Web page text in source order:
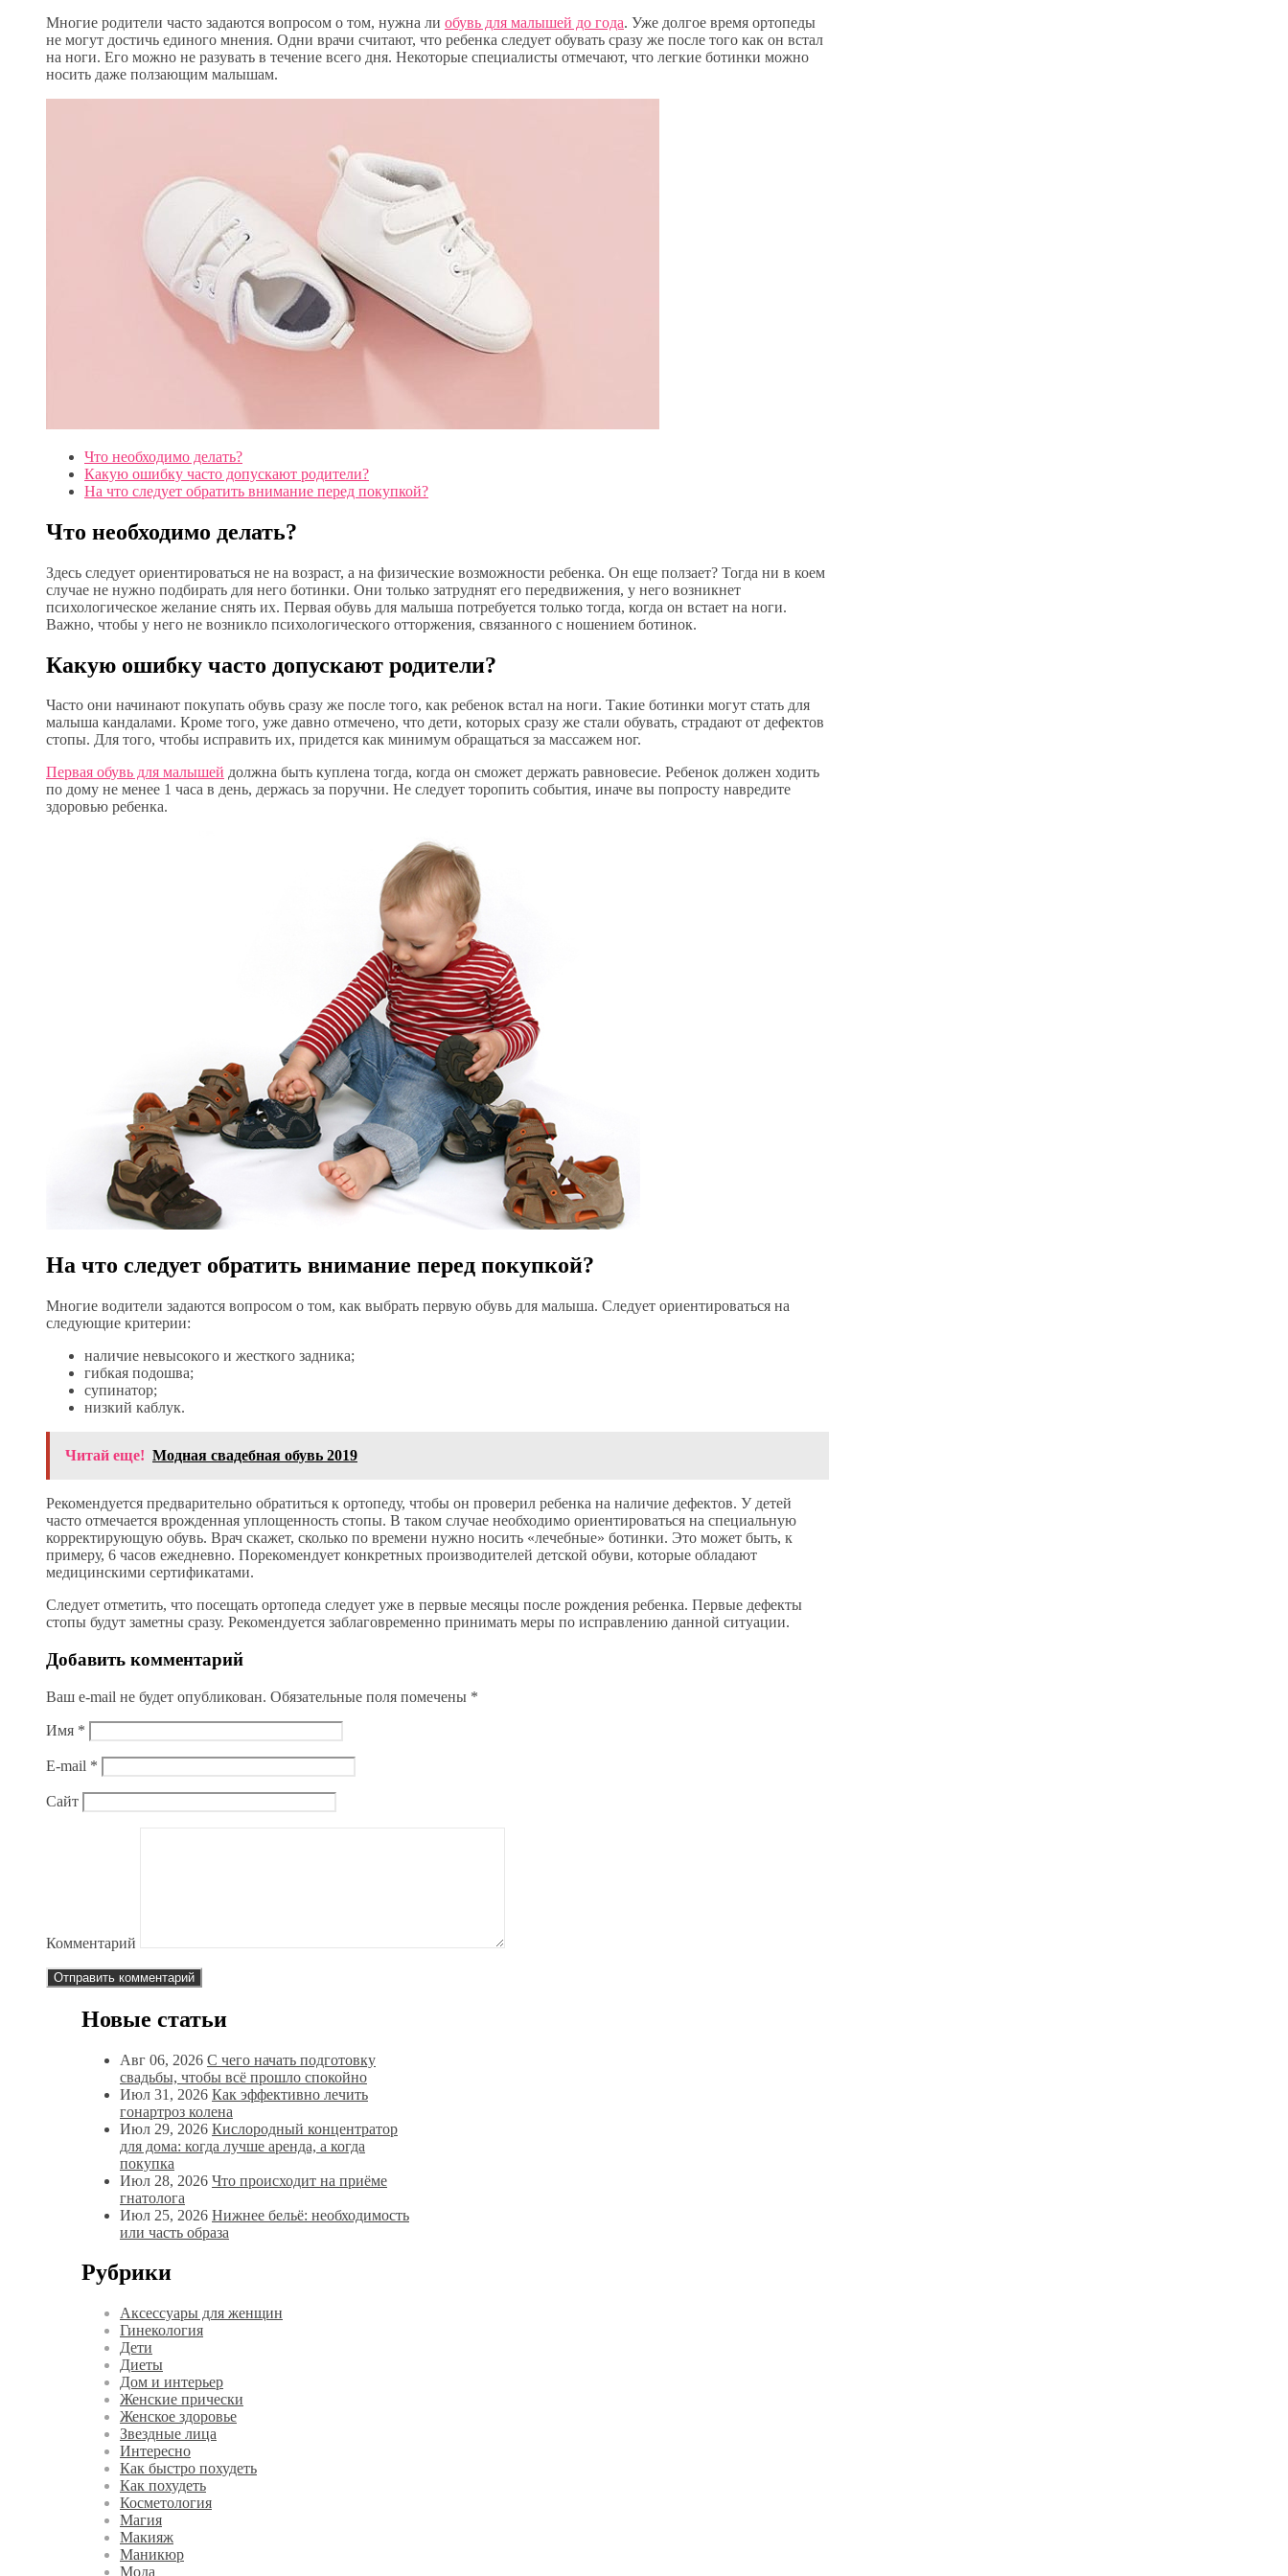
Многие родители часто задаются вопросом о том, нужна ли обувь для малышей до года. Уже долгое время ортопеды
не могут достичь единого мнения. Одни врачи считают, что ребенка следует обувать сразу же после того как он встал
на ноги. Его можно не разувать в течение всего дня. Некоторые специалисты отмечают, что легкие ботинки можно
носить даже ползающим малышам.
Что необходимо делать?
Какую ошибку часто допускают родители?
На что следует обратить внимание перед покупкой?
Что необходимо делать?
Здесь следует ориентироваться не на возраст, а на физические возможности ребенка. Он еще ползает? Тогда ни в коем
случае не нужно подбирать для него ботинки. Они только затруднят его передвижения, у него возникнет
психологическое желание снять их. Первая обувь для малыша потребуется только тогда, когда он встает на ноги.
Важно, чтобы у него не возникло психологического отторжения, связанного с ношением ботинок.
Какую ошибку часто допускают родители?
Часто они начинают покупать обувь сразу же после того, как ребенок встал на ноги. Такие ботинки могут стать для
малыша кандалами. Кроме того, уже давно отмечено, что дети, которых сразу же стали обувать, страдают от дефектов
стопы. Для того, чтобы исправить их, придется как минимум обращаться за массажем ног.
Первая обувь для малышей должна быть куплена тогда, когда он сможет держать равновесие. Ребенок должен ходить
по дому не менее 1 часа в день, держась за поручни. Не следует торопить события, иначе вы попросту навредите
здоровью ребенка.
На что следует обратить внимание перед покупкой?
Многие водители задаются вопросом о том, как выбрать первую обувь для малыша. Следует ориентироваться на
следующие критерии:
наличие невысокого и жесткого задника;
гибкая подошва;
супинатор;
низкий каблук.
Читай еще! Модная свадебная обувь 2019
Рекомендуется предварительно обратиться к ортопеду, чтобы он проверил ребенка на наличие дефектов. У детей
часто отмечается врожденная уплощенность стопы. В таком случае необходимо ориентироваться на специальную
корректирующую обувь. Врач скажет, сколько по времени нужно носить «лечебные» ботинки. Это может быть, к
примеру, 6 часов ежедневно. Порекомендует конкретных производителей детской обуви, которые обладают
медицинскими сертификатами.
Следует отметить, что посещать ортопеда следует уже в первые месяцы после рождения ребенка. Первые дефекты
стопы будут заметны сразу. Рекомендуется заблаговременно принимать меры по исправлению данной ситуации.
Добавить комментарий
Ваш e-mail не будет опубликован. Обязательные поля помечены *
Имя *
E-mail *
Сайт
Комментарий
Новые статьи
Авг 06, 2026 С чего начать подготовку
свадьбы, чтобы всё прошло спокойно
Июл 31, 2026 Как эффективно лечить
гонартроз колена
Июл 29, 2026 Кислородный концентратор
для дома: когда лучше аренда, а когда
покупка
Июл 28, 2026 Что происходит на приёме
гнатолога
Июл 25, 2026 Нижнее бельё: необходимость
или часть образа
Рубрики
Аксессуары для женщин
Гинекология
Дети
Диеты
Дом и интерьер
Женские прически
Женское здоровье
Звездные лица
Интересно
Как быстро похудеть
Как похудеть
Косметология
Магия
Макияж
Маникюр
Мода